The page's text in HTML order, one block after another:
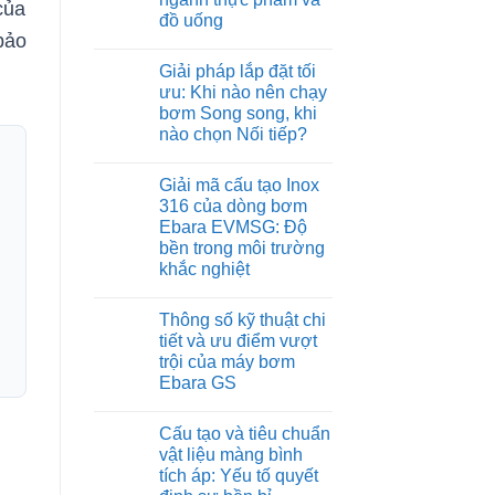
đồ uống
bình
luận
ở
Sử
dụng
máy
trong
hệ
thống
cấp
nước
sạch
cho
phẩm
và
đồ
uống
Giải pháp lắp đặt tối
ưu: Khi nào nên chạy
bơm Song song, khi
nào chọn Nối tiếp?
bình
luận
ở
Giải
pháp
lắp
đặt
Khi
nào
nên
chạy
bơm
Song
nào
chọn
Nối
tiếp?
Giải mã cấu tạo Inox
316 của dòng bơm
Ebara EVMSG: Độ
bền trong môi trường
khắc nghiệt
bình
luận
ở
Giải
mã
cấu
316
của
dòng
bơm
Ebara
Thông số kỹ thuật chi
tiết và ưu điểm vượt
trội của máy bơm
Ebara GS
bình
luận
ở
Thông
số
Cấu tạo và tiêu chuẩn
vật liệu màng bình
tích áp: Yếu tố quyết